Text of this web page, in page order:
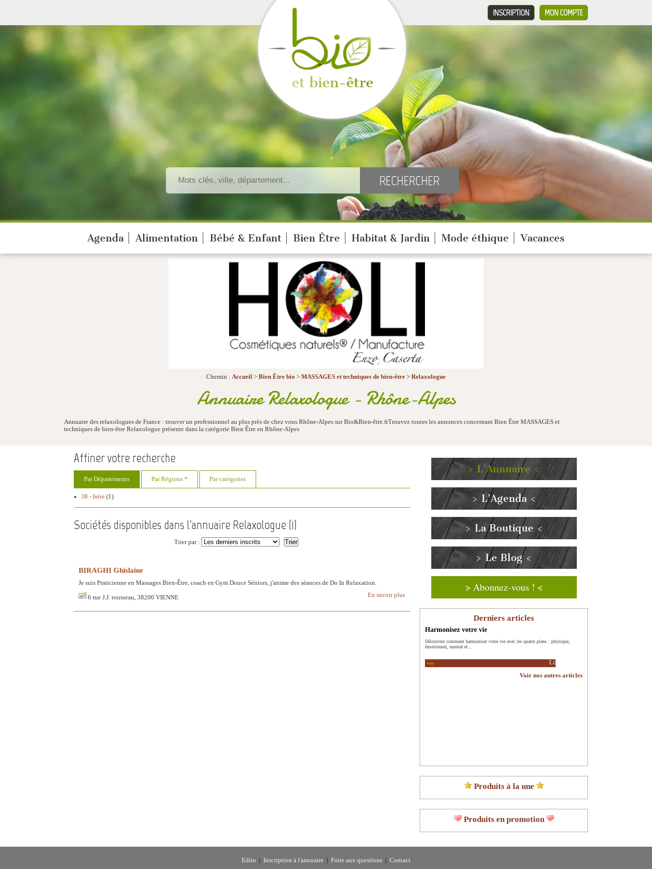
MON COMPTE
INSCRIPTION
Agenda Alimentation Bébé & Enfant Bien Être Habitat & Jardin Mode éthique Vacances
Chemin : Accueil > Bien Être bio > MASSAGES et techniques de bien-être > Relaxologue
Annuaire Relaxologue - Rhône-Alpes
Annuaire des relaxologues de France : trouver un professionnel au plus près de chez vous Rhône-Alpes sur Bio&Bien-être.frTrouvez toutes les annonces concernant Bien Être MASSAGES et
techniques de bien-être Relaxologue présente dans la catégorie Bien Être en Rhône-Alpes
Affiner votre recherche
Par Départements Par Régions * Par catégories
38 - Isère (1)
Sociétés disponibles dans l'annuaire Relaxologue (1)
Trier par :
BIRAGHI Ghislaine
Je suis Praticienne en Massages Bien-Être, coach en Gym Douce Séniors, j'anime des séances de Do In Relaxation.
En savoir plus
6 rue J.J. rousseau, 38200 VIENNE
> L’Annuaire <
> L’Agenda <
> La Boutique <
> Le Blog <
> Abonnez-vous ! <
Derniers articles
Harmonisez votre vie
Découvrez comment harmoniser votre vie avec les quatre plans : physique,
émotionnel, mental et...
Lire la suite
Voir nos autres articles
Produits à la une
Produits en promotion
Edito | Inscription à l'annuaire | Foire aux questions | Contact